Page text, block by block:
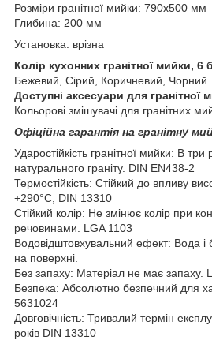
Розміри гранітної мийки: 790х500 мм
Глибина: 200 мм
Установка: врізна
Колір кухонних гранітної мийки, 6
Бежевий, Сірий, Коричневий, Чорний
Доступні аксесуари для гранітної
Кольорові змішувачі для гранітних
Офіційна гарантія на гранітну
Ударостійкість гранітної мийки: В три
натурального граніту. DIN EN438-2
Термостійкість: Стійкий до впливу
+290°C, DIN 13310
Стійкий колір: Не змінює колір при
речовинами. LGA 1103
Водовідштовхувальний ефект: Вода і
на поверхні.
Без запаху: Матеріал не має запаху.
Безпека: Абсолютно безпечний для
5631024
Довговічність: Тривалий термін
років DIN 13310